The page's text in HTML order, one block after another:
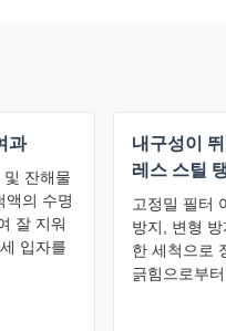
과
잔해물
액의 수명
잘 지워
입자를
내구성이
레스 스틸
고정밀 필터
방지, 변형
한 세척으로
긁힘으로부